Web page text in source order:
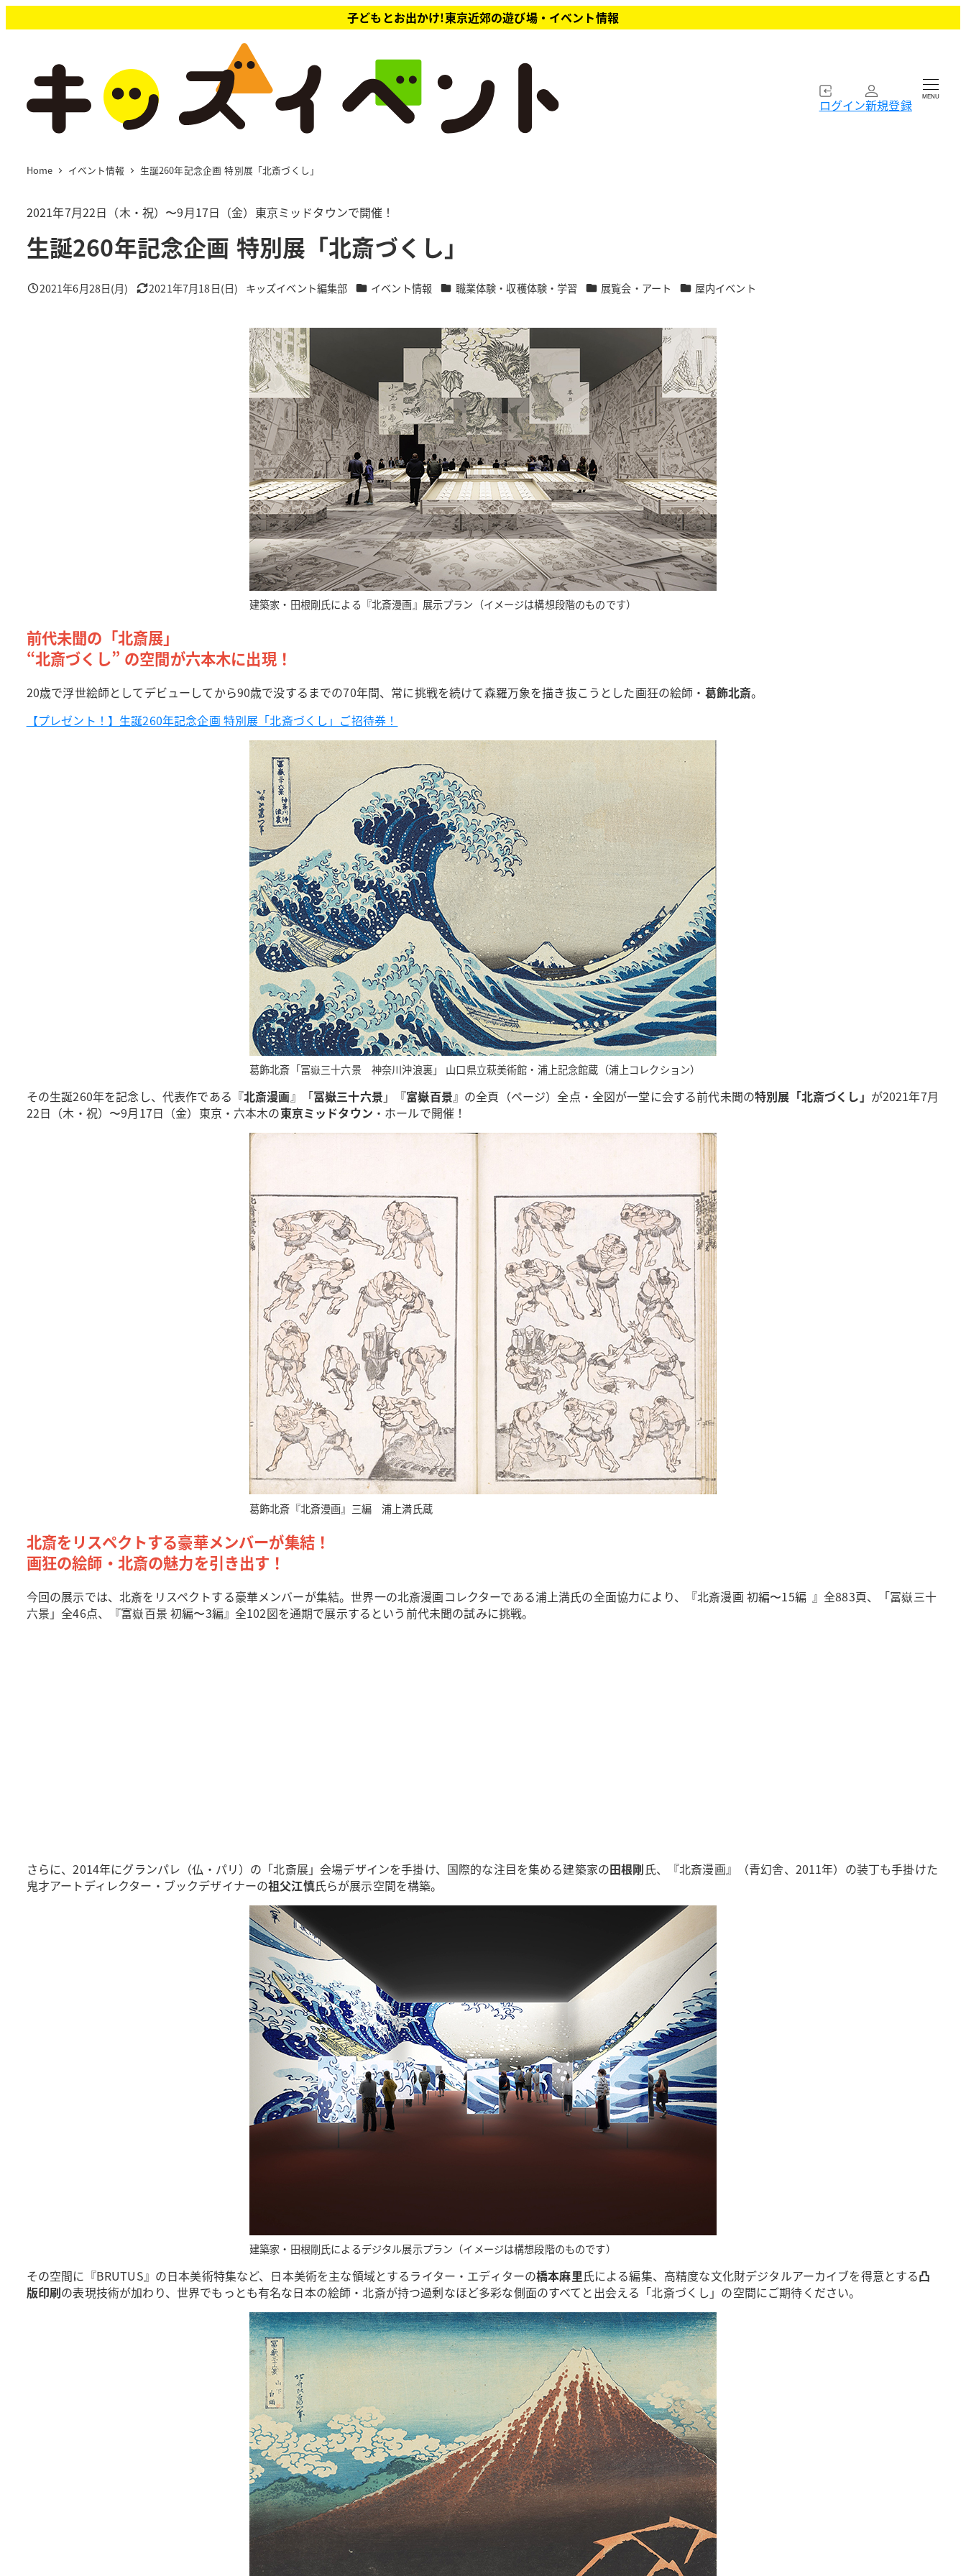
イ
子どもとお出かけ!東京近郊の遊び場・イベント情報
ログイン新規登録 MENU
Home イベント情報 生誕260年記念企画 特別展「北斎づくし」
2021年7月22日（木・祝）〜9月17日（金）東京ミッドタウンで開催！
生誕260年記念企画 特別展「北斎づくし」
投稿日
2021年6月28日(月) 更新日
2021年7月18日(日)
著
キッズイベント編集部 カテゴリー
イベント情報 カテゴリー
職業体験・収穫体験・学習 カテゴリー
展覧会・アート カテゴリー
屋内イベント
建築家・田根剛氏による『北斎漫画』展示プラン（イメージは構想段階のものです）
前代未聞の「北斎展」
“北斎づくし” の空間が六本木に出現！
20歳で浮世絵師としてデビューしてから90歳で没するまでの70年間、常に挑戦を続けて森羅万象を描き抜こうとした画狂の絵師・ 葛飾北斎。
【プレゼント！】生誕260年記念企画 特別展「北斎づくし」ご招待券！
葛飾北斎「冨嶽三十六景 神奈川沖浪裏」 山口県立萩美術館・浦上記念館蔵（浦上コレクション）
その生誕260年を記念し、代表作である『北斎漫画』「冨嶽三十六景 」『富嶽百景』の全頁（ページ）全点・全図が一堂に会する前代未聞の特別展「北斎づくし」 が2021年7月
22日（木・祝）〜9月17日（金）東京・六本木の東京ミッドタウン ・ホールで開催！
葛飾北斎『北斎漫画』三編 浦上満氏蔵
北斎をリスペクトする豪華メンバーが集結！
画狂の絵師・北斎の魅力を引き出す！
今回の展示では、北斎をリスペクトする豪華メンバーが集結。世界一の北斎漫画コレクターである浦上満氏の全面協力により、『北斎漫画 初編〜15編 』全883頁、「冨嶽三十
六景」全46点、『富嶽百景 初編〜3編』全102図を通期で展示するという前代未聞の試みに挑戦。
さらに、2014年にグランパレ（仏・パリ）の「北斎展」会場デザインを手掛け、国際的な注目を集める建築家の田根剛氏、『北斎漫画』（青幻舎、2011年）の装丁も手掛けた
鬼才アートディレクター・ブックデザイナーの祖父江慎氏らが展示空間を構築。
建築家・田根剛氏によるデジタル展示プラン（イメージは構想段階のものです）
その空間に『BRUTUS』の日本美術特集など、日本美術を主な領域とするライター・エディターの橋本麻里氏による編集、高精度な文化財デジタルアーカイブを得意とする凸
版印刷の表現技術が加わり、世界でもっとも有名な日本の絵師・北斎が持つ過剰なほど多彩な側面のすべてと出会える「北斎づくし」の空間にご期待ください。